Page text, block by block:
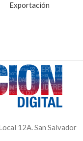
Exportación
12A. San Salvador